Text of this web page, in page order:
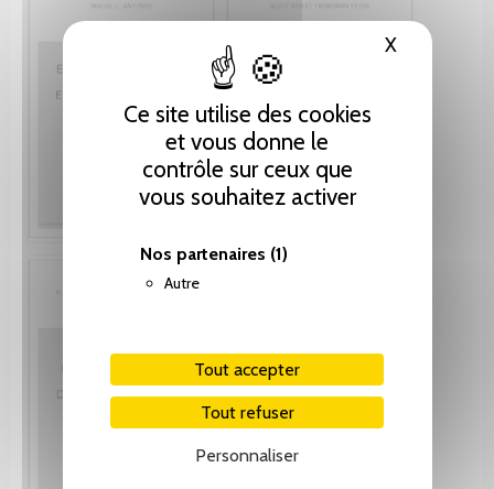
Ce site utilise des cookies
et vous donne le
contrôle sur ceux que
vous souhaitez activer
Nos partenaires (1)
Autre
Tout accepter
Tout refuser
Personnaliser
XMasquer